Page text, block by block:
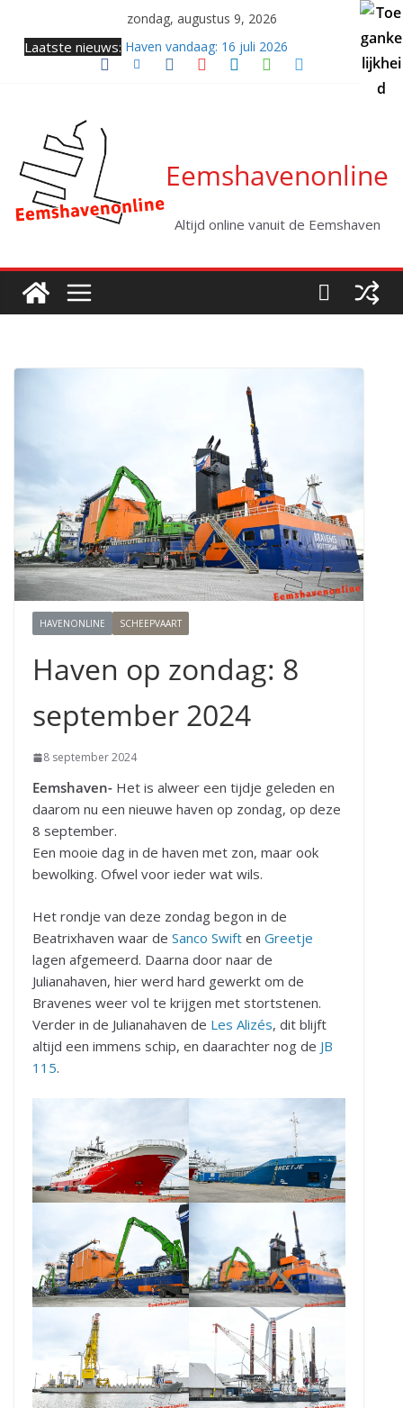
zondag, augustus 9, 2026
Laatste nieuws: Haven vandaag: 16 juli 2026
Samenkomst van twee giganten (video)
Eemshavenonline
Altijd online vanuit de Eemshaven
HAVENONLINE SCHEEPVAART
Haven op zondag: 8
september 2024
8 september 2024
Eemshaven- Het is alweer een tijdje geleden en
daarom nu een nieuwe haven op zondag, op deze
8 september.
Een mooie dag in de haven met zon, maar ook
bewolking. Ofwel voor ieder wat wils.
Het rondje van deze zondag begon in de
Beatrixhaven waar de Sanco Swift en Greetje
lagen afgemeerd. Daarna door naar de
Julianahaven, hier werd hard gewerkt om de
Bravenes weer vol te krijgen met stortstenen.
Verder in de Julianahaven de Les Alizés, dit blijft
altijd een immens schip, en daarachter nog de JB
115.